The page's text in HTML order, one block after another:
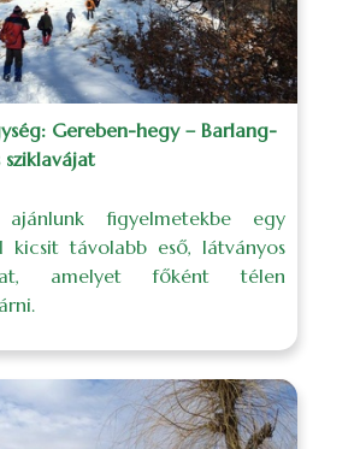
Gereben-hegy – Barlang-
ajánlunk figyelmetekbe egy
kicsit távolabb eső, látványos
amelyet főként télen